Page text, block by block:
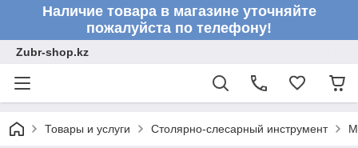
Наличие товара в магазине уточняйте
пожалуйста по телефону!
Zubr-shop.kz
Товары и услуги Столярно-слесарный инструмент